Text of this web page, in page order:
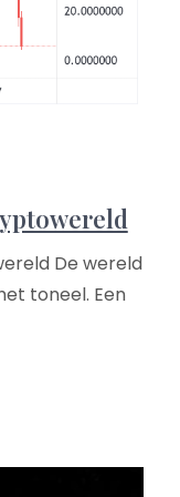
De wereld
toneel. Een